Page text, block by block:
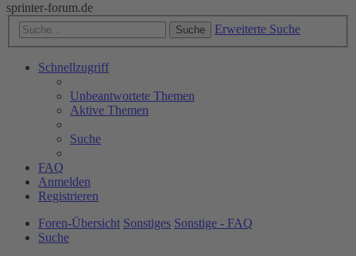
sprinter-forum.de
Suche Erweiterte Suche
Schnellzugriff
Unbeantwortete Themen
Aktive Themen
Suche
FAQ
Anmelden
Registrieren
Foren-Übersicht Sonstiges Sonstige - FAQ
Suche